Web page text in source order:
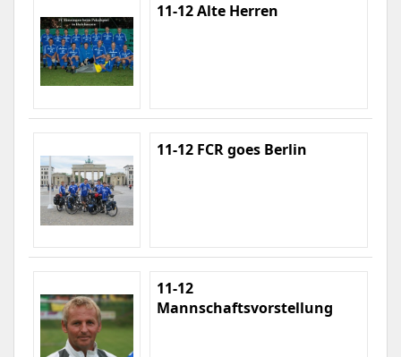
11-12 Alte Herren
11-12 FCR goes Berlin
11-12
Mannschaftsvorstellung